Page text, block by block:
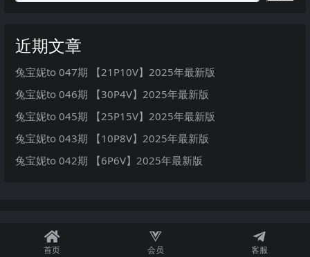
近期文章
兔宝妮to 047期 【21P10V】2025年最新版
兔宝妮to 046期 【30P4V】2025年最新版
兔宝妮to 045期 【25P15V】2025年最新版
兔宝妮to 043期 【10P8V】2025年最新版
兔宝妮to 042期 【6P6V】2025年最新版
首页 会员 客服